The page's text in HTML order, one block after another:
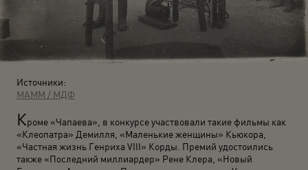
Источники:
МАММ / МДФ
Кроме «Чапаева», в конкурсе участвовали такие фильмы как
«Клеопатра» Демилля, «Маленькие женщины» Кьюкора,
«Частная жизнь Генриха VIII» Корды. Премий удостоились
также «Последний миллиардер» Рене Клера, «Новый